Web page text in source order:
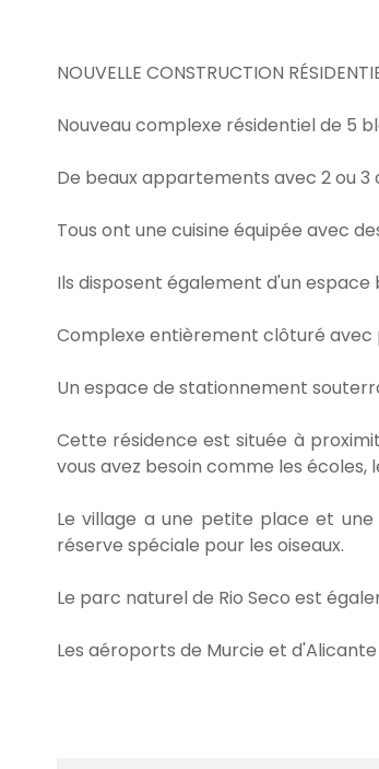
NOUVELLE CONSTRUCTION
Nouveau complexe résidentiel de 5
De beaux appartements avec 2 ou 3
Tous ont une cuisine équipée avec
Ils disposent également d'un
Complexe entièrement clôturé avec
Un espace de stationnement
Cette résidence est située à
vous avez besoin comme les
Le village a une petite place et
réserve spéciale pour les oiseaux.
Le parc naturel de Rio Seco est
Les aéroports de Murcie et